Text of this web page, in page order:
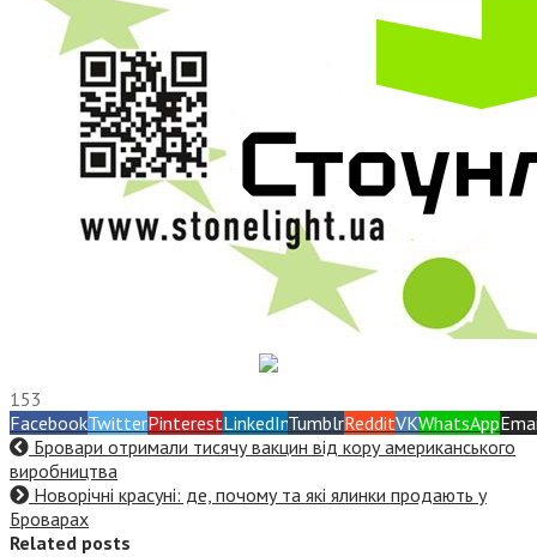
153
FacebookTwitterPinterestLinkedInTumblrRedditVKWhatsApp
Бровари отримали тисячу вакцин від кору американського
виробництва
Новорічні красуні: де, почому та які ялинки продають у
Броварах
Related posts